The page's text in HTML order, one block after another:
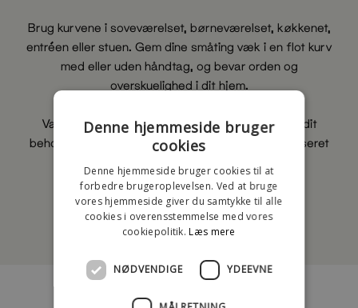
Brug kurvene i soveværelset, børneværelset, køkkenet,
entréen eller stuen. Gem dine småting væk i en flot kurv
med eller uden håndtag, og bevar orden og
overskuelighed i dit hjem.
Vælg mellem vores små og store kurve alt efter dit
behov og indretning, og skab en stilfuld og organiseret
Se mere!
Denne hjemmeside bruger
cookies
Denne hjemmeside bruger cookies til at
forbedre brugeroplevelsen. Ved at bruge
vores hjemmeside giver du samtykke til alle
cookies i overensstemmelse med vores
cookiepolitik.Læs mere
NØDVENDIGE YDEEVNE